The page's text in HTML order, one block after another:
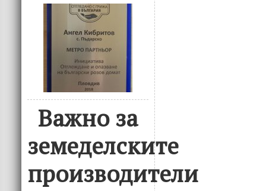
Важно за
земеделските
производители